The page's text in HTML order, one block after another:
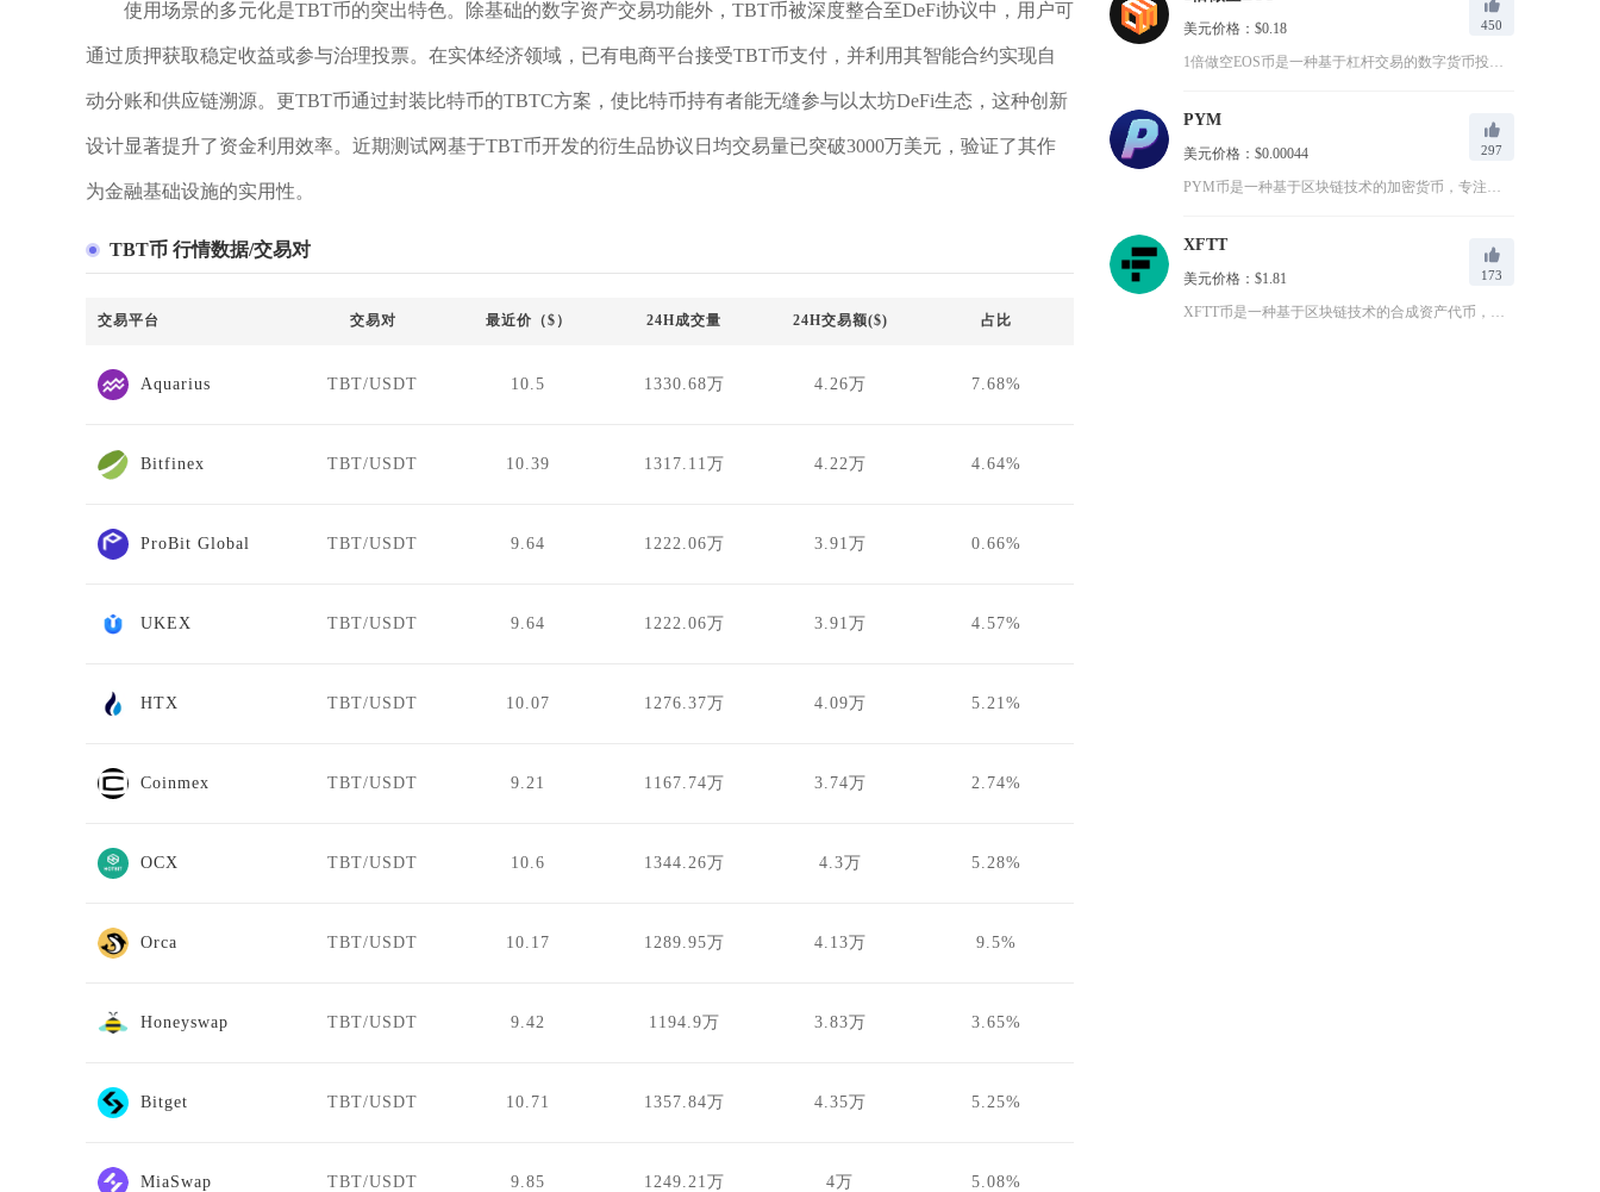
使用场景的多元化是TBT币的突出特色。除基础的数字资产交易功能外，TBT币被深度整合至DeFi协议中，用户可
通过质押获取稳定收益或参与治理投票。在实体经济领域，已有电商平台接受TBT币支付，并利用其智能合约实现自
动分账和供应链溯源。更TBT币通过封装比特币的TBTC方案，使比特币持有者能无缝参与以太坊DeFi生态，这种创新
设计显著提升了资金利用效率。近期测试网基于TBT币开发的衍生品协议日均交易量已突破3000万美元，验证了其作
为金融基础设施的实用性。
TBT币 行情数据/交易对
交易平台 交易对 最近价（$） 24H成交量 24H交易额($) 占比
Aquarius TBT/USDT 10.5 1330.68万 4.26万 7.68%
Bitfinex TBT/USDT 10.39 1317.11万 4.22万 4.64%
ProBit Global TBT/USDT 9.64 1222.06万 3.91万 0.66%
UKEX TBT/USDT 9.64 1222.06万 3.91万 4.57%
HTX TBT/USDT 10.07 1276.37万 4.09万 5.21%
Coinmex TBT/USDT 9.21 1167.74万 3.74万 2.74%
OCX TBT/USDT 10.6 1344.26万 4.3万 5.28%
Orca TBT/USDT 10.17 1289.95万 4.13万 9.5%
Honeyswap TBT/USDT 9.42 1194.9万 3.83万 3.65%
Bitget TBT/USDT 10.71 1357.84万 4.35万 5.25%
MiaSwap TBT/USDT 9.85 1249.21万 4万 5.08%
美元价格：$0.18 450
1倍做空EOS币是一种基于杠杆交易的数字货币投资策略，投资者...
PYM
美元价格：$0.00044 297
PYM币是一种基于区块链技术的加密货币，专注于游戏化金融（G...
XFTT
美元价格：$1.81 173
XFTT币是一种基于区块链技术的合成资产代币，由Synthe...